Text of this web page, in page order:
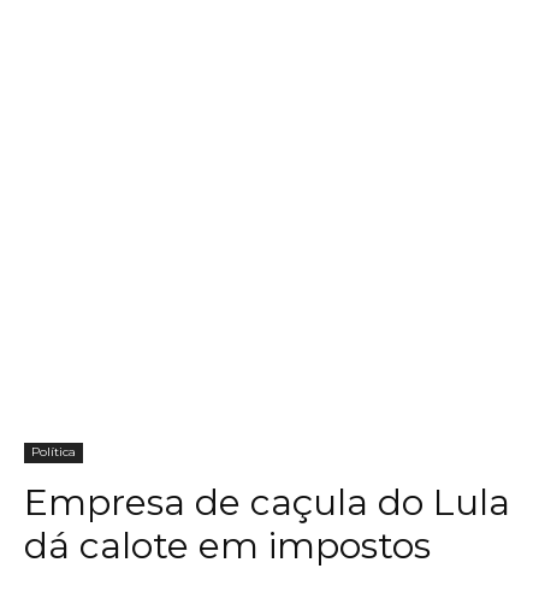
Política
Empresa de caçula do Lula
dá calote em impostos